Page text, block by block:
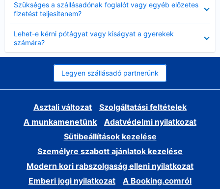
Szükséges a szállásadónak foglalót vagy egyéb előzetes
fizetést teljesítenem?
Lehet-e kérni pótágyat vagy kiságyat a gyerekek
számára?
Legyen szállásadó partnerünk
Asztali változat
Szolgáltatási feltételek
A munkamenetünk
Adatvédelmi nyilatkozat
Sütibeállítások kezelése
Személyre szabott ajánlatok kezelése
Modern kori rabszolgaság elleni nyilatkozat
Emberi jogi nyilatkozat
A Booking.comról